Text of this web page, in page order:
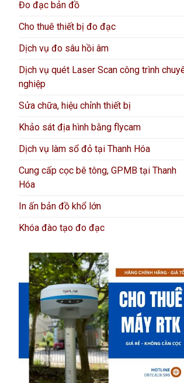
Đo đạc bản đồ
Cho thuê thiết bị đo đạc
Dịch vụ đo sâu hồi âm
Dịch vụ quét Laser Scan công trình
nghiệp
Sửa chữa, hiệu chỉnh thiết bị
Khảo sát địa hình bằng flycam
Dịch vụ làm sổ đỏ tại Thanh Hóa
Cung cấp cọc bê tông, GPMB tại Thanh
Hóa
In ấn bản đồ khổ lớn
Khóa đào tạo đo đạc